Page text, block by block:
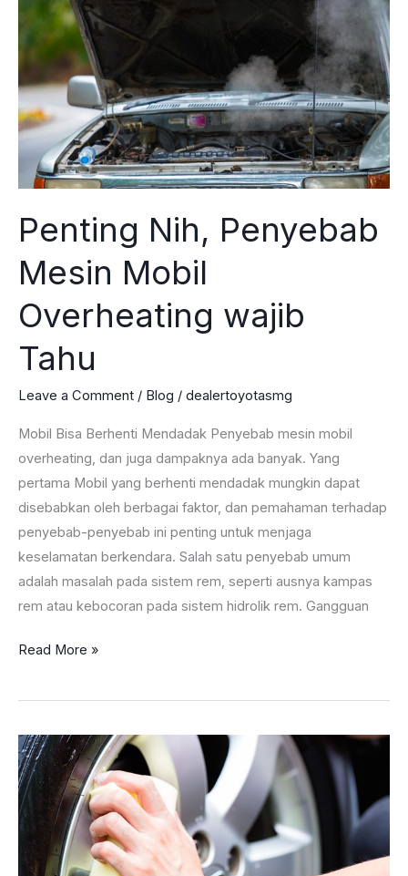
Lagi
Trend
Penting Nih, Penyebab
Mesin Mobil
Overheating wajib
Tahu
Leave a Comment / Blog / dealertoyotasmg
Mobil Bisa Berhenti Mendadak Penyebab mesin mobil
overheating, dan juga dampaknya ada banyak. Yang
pertama Mobil yang berhenti mendadak mungkin dapat
disebabkan oleh berbagai faktor, dan pemahaman terhadap
penyebab-penyebab ini penting untuk menjaga
keselamatan berkendara. Salah satu penyebab umum
adalah masalah pada sistem rem, seperti ausnya kampas
rem atau kebocoran pada sistem hidrolik rem. Gangguan
Penting
Penyebab
Mobil
Overheating
wajib
Tahu
Read More »